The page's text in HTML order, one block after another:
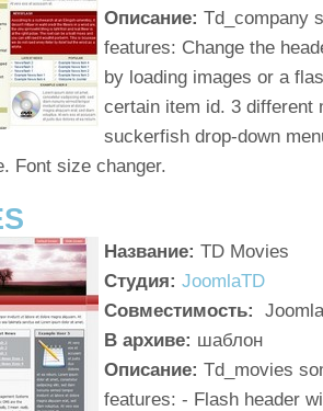
Описание: Td_company
features: Change the
by loading images or a
certain item id. 3 different
suckerfish drop-down
Font size changer.
Название: TD Movies
Студия: JoomlaTD
Совместимость:
В архиве: шаблон
Описание: Td_movies
features: - Flash header